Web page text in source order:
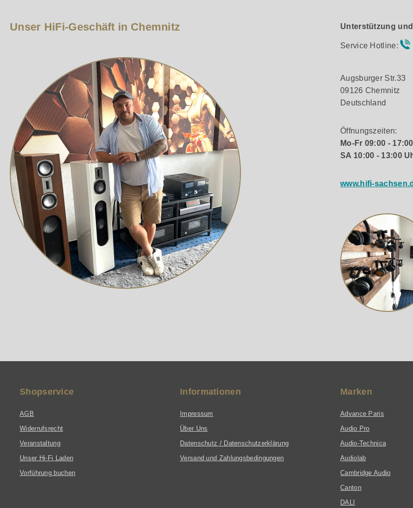
Unser HiFi-Geschäft in Chemnitz Unterstützung
Service Hotline:
Augsburger Str.33
09126 Chemnitz
Deutschland
Öffnungszeiten:
Mo-Fr 09:00 -
SA 10:00 - 13:00
www.hifi-
Shopservice
AGB
Widerrufsrecht
Veranstaltung
Unser Hi-Fi Laden
Vorführung buchen
Informationen
Impressum
Über Uns
Datenschutz / Datenschutzerklärung
Versand und Zahlungsbedingungen
Marken
Advance Paris
Audio Pro
Audio-Technica
Audiolab
Cambridge Audio
Canton
DALI